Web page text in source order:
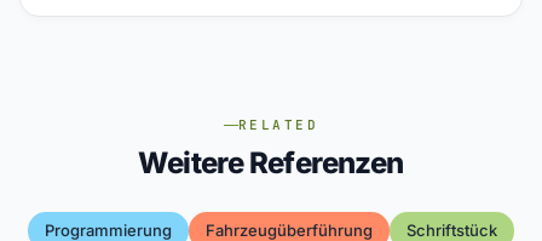
RELATED
Weitere Referenzen
Programmierung Fahrzeugüberführung
Schriftstück